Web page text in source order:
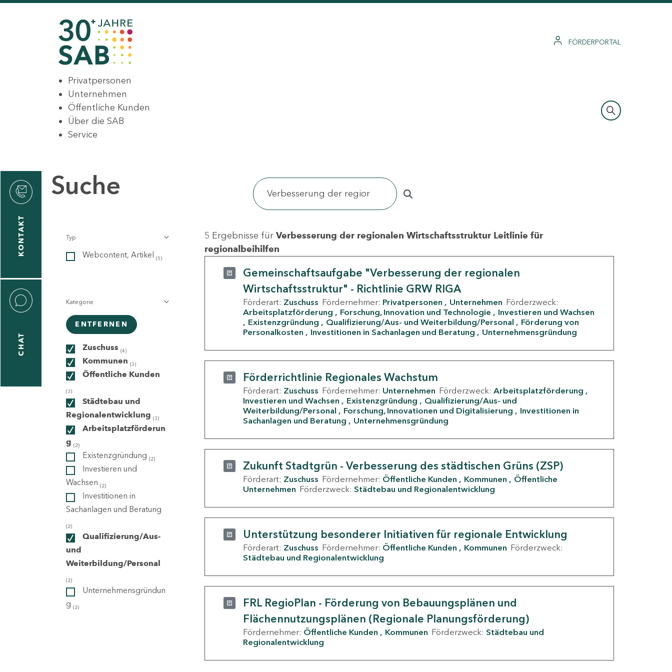
FÖRDERPORTAL
Privatpersonen
Unternehmen
Öffentliche Kunden
Über die SAB
Service
KONTAKT
CHAT
Suche
Typ
Webcontent, Artikel (5)
Kategorie
ENTFERNEN
Zuschuss (4)
Kommunen (3)
Öffentliche Kunden
(3)
Städtebau und
Regionalentwicklung (3)
Arbeitsplatzförderun
g (2)
Existenzgründung (2)
Investieren und
Wachsen (2)
Investitionen in
Sachanlagen und Beratung
(2)
Qualifizierung/Aus-
und
Weiterbildung/Personal
(2)
Unternehmensgründun
g (2)
5 Ergebnisse für Verbesserung der regionalen Wirtschaftsstruktur Leitlinie für
regionalbeihilfen
Gemeinschaftsaufgabe "Verbesserung der regionalen
Wirtschaftsstruktur" - Richtlinie GRW RIGA
Förderart: Zuschuss Fördernehmer: Privatpersonen Unternehmen Förderzweck:
Arbeitsplatzförderung
Forschung, Innovation und Technologie
Investieren und Wachsen
Existenzgründung
Qualifizierung/Aus- und Weiterbildung/Personal
Förderung von
Personalkosten
Investitionen in Sachanlagen und Beratung Unternehmensgründung
Förderrichtlinie Regionales Wachstum
Förderart: Zuschuss Fördernehmer: Unternehmen Förderzweck: Arbeitsplatzförderung
Investieren und Wachsen
Existenzgründung
Qualifizierung/Aus- und
Weiterbildung/Personal
Forschung, Innovationen und Digitalisierung
Investitionen in
Sachanlagen und Beratung
Unternehmensgründung
Zukunft Stadtgrün - Verbesserung des städtischen Grüns (ZSP)
Förderart: Zuschuss Fördernehmer: Öffentliche Kunden Kommunen
Öffentliche
Unternehmen Förderzweck: Städtebau und Regionalentwicklung
Unterstützung besonderer Initiativen für regionale Entwicklung
Förderart: Zuschuss Fördernehmer: Öffentliche Kunden Kommunen Förderzweck:
Städtebau und Regionalentwicklung
FRL RegioPlan - Förderung von Bebauungsplänen und
Flächennutzungsplänen (Regionale Planungsförderung)
Fördernehmer: Öffentliche Kunden Kommunen Förderzweck: Städtebau und
Regionalentwicklung